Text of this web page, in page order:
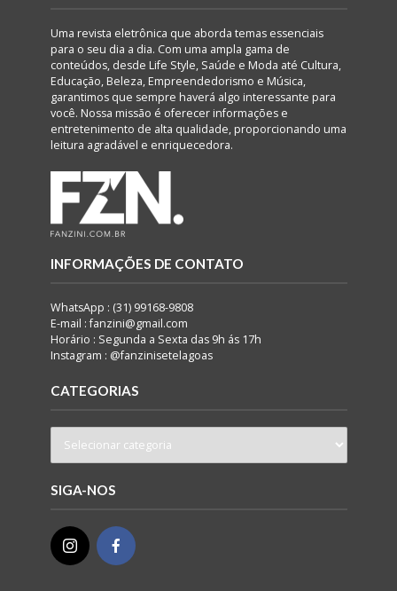
Uma revista eletrônica que aborda temas essenciais
para o seu dia a dia. Com uma ampla gama de
conteúdos, desde Life Style, Saúde e Moda até Cultura,
Educação, Beleza, Empreendedorismo e Música,
garantimos que sempre haverá algo interessante para
você. Nossa missão é oferecer informações e
entretenimento de alta qualidade, proporcionando uma
leitura agradável e enriquecedora.
INFORMAÇÕES DE CONTATO
WhatsApp : (31) 99168-9808
E-mail : fanzini@gmail.com
Horário : Segunda a Sexta das 9h ás 17h
Instagram : @fanzinisetelagoas
CATEGORIAS
SIGA-NOS